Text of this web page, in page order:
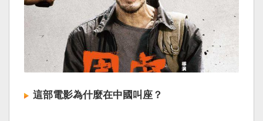
這部電影為什麼在中國叫座？